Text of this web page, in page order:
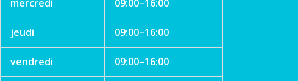
mercredi 09:00–16:00
jeudi 09:00–16:00
vendredi 09:00–16:00